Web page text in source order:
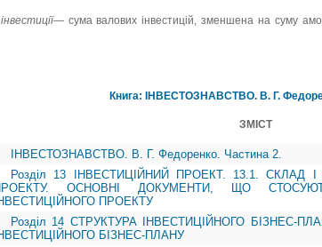
сума валових інвестицій, зменшена на суму
Книга: ІНВЕСТОЗНАВСТВО. В. Г.
ЗМІСТ
ІНВЕСТОЗНАВСТВО. В. Г. Федоренко. Частина 2.
Розділ 13 ІНВЕСТИЦІЙНИЙ ПРОЕКТ. 13.1. СКЛАД
ОСНОВНІ ДОКУМЕНТИ, ЩО
ПРОЕКТУ
Розділ 14 СТРУКТУРА ІНВЕСТИЦІЙНОГО БІЗНЕС-
БІЗНЕС-ПЛАНУ